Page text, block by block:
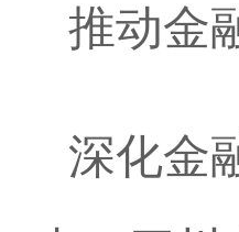
推动金
深化金